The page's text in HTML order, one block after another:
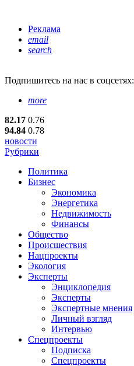
Реклама
email
search
Подпишитесь на нас в соцсетях:
more
82.17 0.76
94.84 0.78
новости
Рубрики
Политика
Бизнес
Экономика
Энергетика
Недвижимость
Финансы
Общество
Происшествия
Нацпроекты
Экология
Эксперты
Энциклопедия
Эксперты
Экспертные мнения
Личный взгляд
Интервью
Спецпроекты
Подписка
Спецпроекты